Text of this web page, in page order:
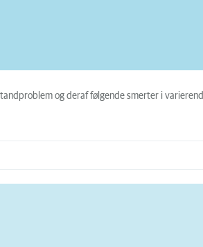
og deraf følgende smerter i